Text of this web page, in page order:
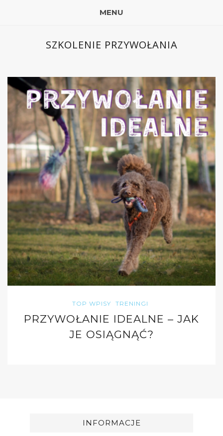
MENU
SZKOLENIE PRZYWOŁANIA
TOP WPISY TRENINGI
PRZYWOŁANIE IDEALNE – JAK
JE OSIĄGNĄĆ?
INFORMACJE